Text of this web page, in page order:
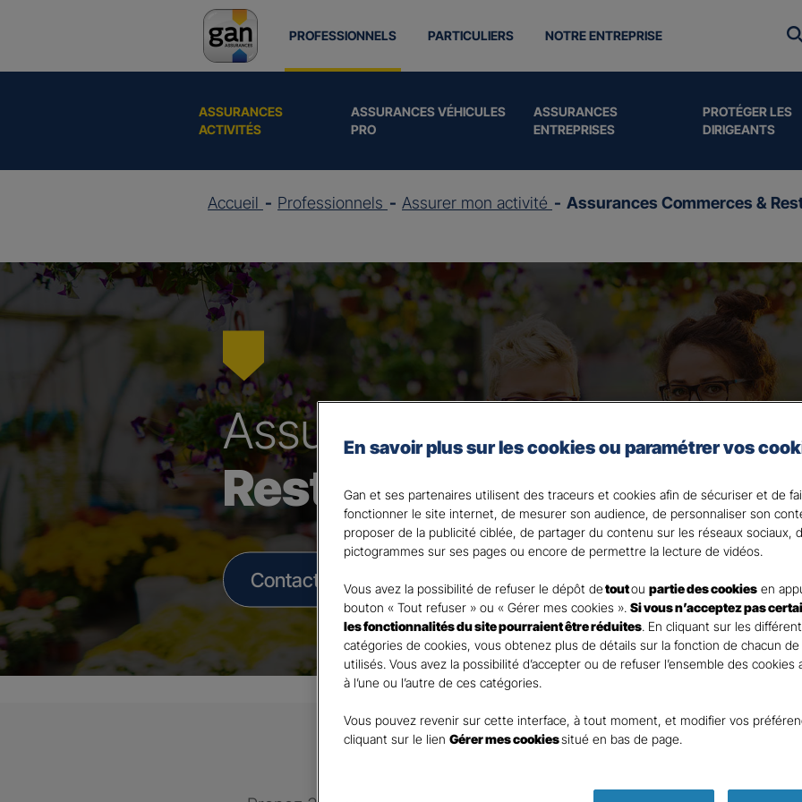
PROFESSIONNELS
ASSURANCES
ACTIVITÉS
ASSURANCES VÉHICULES
PRO
ASSURANCES
ENTREPRISES
PROTÉGER LES
DIRIGEANTS
PARTICULIERS NOTRE ENTREPRISE
Accueil Professionnels Assurer mon activité Assurances Commerces &
AssurancesCommerces
Restaurants
Contacter un Agent
DEMANDE DE DEVIS
En savoir plus sur les cookies ou paramétrer vos
Gan et ses partenaires utilisent des traceurs et cookies afin de sécuriser et de
fonctionner le site internet, de mesurer son audience, de personnaliser son
proposer de la publicité ciblée, de partager du contenu sur les réseaux sociaux,
pictogrammes sur ses pages ou encore de permettre la lecture de vidéos.
Vous avez la possibilité de refuser le dépôt detoutou partie des cookies en
bouton « Tout refuser » ou « Gérer mes cookies ». Si vous n’acceptez pas
les fonctionnalités du site pourraient être réduites. En cliquant sur les
catégories de cookies, vous obtenez plus de détails sur la fonction de chacun
utilisés. Vous avez la possibilité d’accepter ou de refuser l’ensemble des cookies
à l’une ou l’autre de ces catégories.
Vous pouvez revenir sur cette interface, à tout moment, et modifier vos
cliquant sur le lien Gérer mes cookiessitué en bas de page.